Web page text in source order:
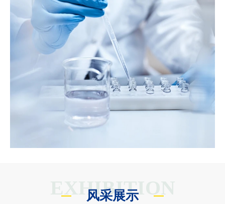
EXHIBITION
风采展示